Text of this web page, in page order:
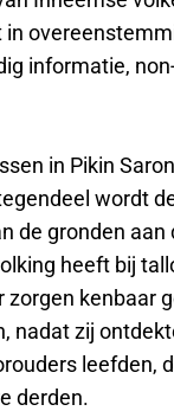
in
informatie,
in Pikin
wordt
de gronden aan
heeft bij
zorgen kenbaar
nadat zij
leefden,
derden.